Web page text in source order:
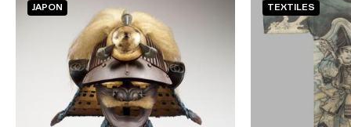
JAPON TEXTILES